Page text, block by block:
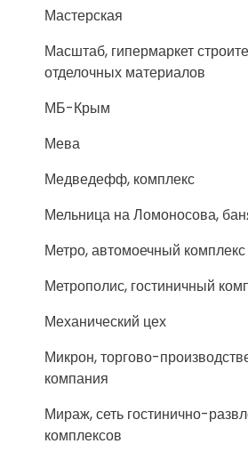
Мастерская
Масштаб, гипермаркет
отделочных материалов
МБ-Крым
Мева
Медведефф, комплекс
Мельница на Ломоносова,
Метро, автомоечный комплекс
Метрополис, гостиничный
Механический цех
Микрон, торгово-
компания
Мираж, сеть гостинично-
комплексов